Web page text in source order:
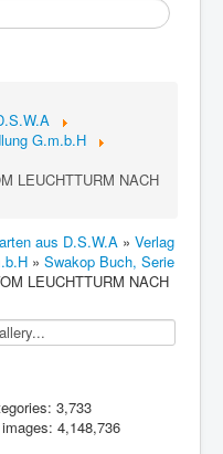
G.m.b.H
LEUCHTTURM NACH
aus D.S.W.A » Verlag
» Swakop Buch, Serie
LEUCHTTURM NACH
3,733
4,148,736